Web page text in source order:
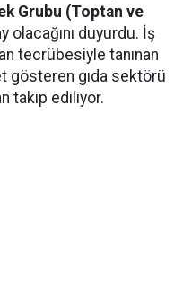
Grubu (Toptan ve
olacağını duyurdu. İş
tecrübesiyle tanınan
gösteren gıda sektörü
takip ediliyor.